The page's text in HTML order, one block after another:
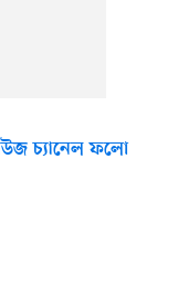
চ্যানেল ফলো